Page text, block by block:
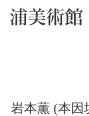
岩本薫 (本因